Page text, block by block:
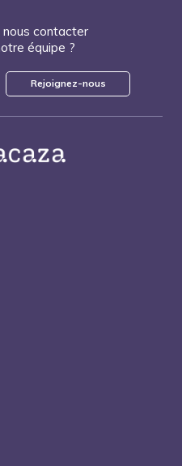
contacter
équipe ?
Rejoignez-nous